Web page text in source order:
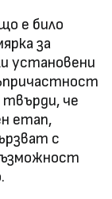
е било
за
установени
твърди, че
етап,
с